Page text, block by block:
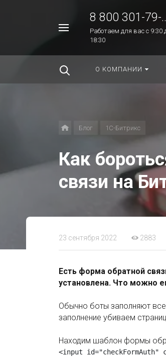
Найти
8 800
Работаем для вас с 9:30
18:30
О КОМПАНИИ
Блог 1C-Битрикс
Как
связи на
23 сентября 2022 2883
Есть форма обратной
установлена. Что можно
Обычно боты заполняют
заполнение убиваем
Находим шаблон формы